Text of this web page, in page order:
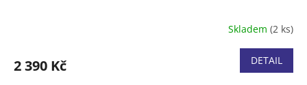
Skladem (2 ks)
2 390 Kč DETAIL